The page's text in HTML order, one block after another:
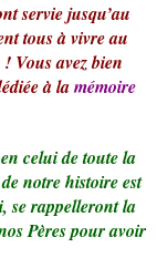
servie jusqu’au
tous à vivre au
Vous avez bien
à lamémoire
celui de toute la
notre histoire est
se rappelleront la
Pères pour avoir